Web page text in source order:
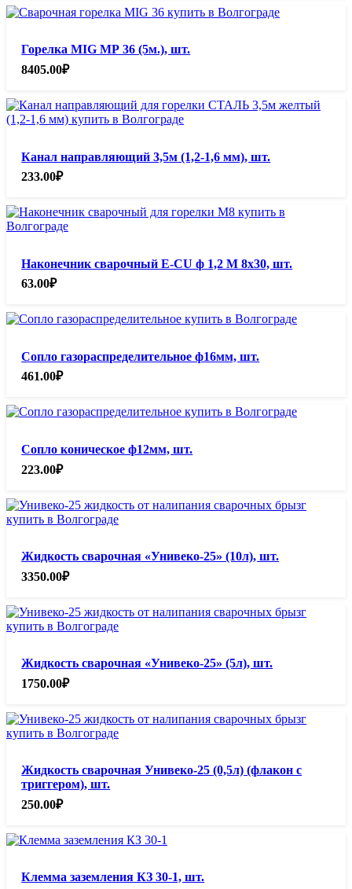
Горелка MIG МР 36 (5м.), шт.
8405.00₽
Канал направляющий 3,5м (1,2-1,6 мм), шт.
233.00₽
Наконечник сварочный E-CU ф 1,2 М 8х30, шт.
63.00₽
Сопло газораспределительное ф16мм, шт.
461.00₽
Сопло коническое ф12мм, шт.
223.00₽
Жидкость сварочная «Унивеко-25» (10л), шт.
3350.00₽
Жидкость сварочная «Унивеко-25» (5л), шт.
1750.00₽
Жидкость сварочная Унивеко-25 (0,5л) (флакон с
триггером), шт.
250.00₽
Клемма заземления КЗ 30-1, шт.